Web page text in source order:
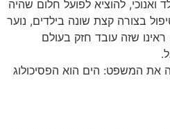
ואנוכי, להוציא לפועל חלום שהיה
בצורה קצת שונה בילדים, נוער
שזה עובד חזק בעולם
את המשפט: הים הוא הפסיכולוג